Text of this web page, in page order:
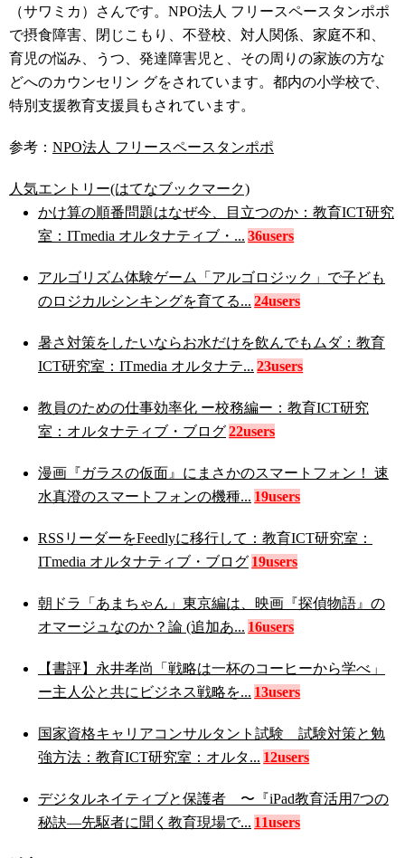
（サワミカ）さんです。NPO法人 フリースペースタンポポ
で摂食障害、閉じこもり、不登校、対人関係、家庭不和、
育児の悩み、うつ、発達障害児と、その周りの家族の方な
どへのカウンセリン グをされています。都内の小学校で、
特別支援教育支援員もされています。
参考： NPO法人 フリースペースタンポポ
人気エントリー(はてなブックマーク)
かけ算の順番問題はなぜ今、目立つのか：教育ICT研究
室：ITmedia オルタナティブ・... 36users
アルゴリズム体験ゲーム「アルゴロジック」で子ども
のロジカルシンキングを育てる... 24users
暑さ対策をしたいならお水だけを飲んでもムダ：教育
ICT研究室：ITmedia オルタナテ... 23users
教員のための仕事効率化 ー校務編ー：教育ICT研究
室：オルタナティブ・ブログ22users
漫画『ガラスの仮面』にまさかのスマートフォン！ 速
水真澄のスマートフォンの機種... 19users
RSSリーダーをFeedlyに移行して：教育ICT研究室：
ITmedia オルタナティブ・ブログ 19users
朝ドラ「あまちゃん」東京編は、映画『探偵物語』の
オマージュなのか？論 (追加あ... 16users
【書評】永井孝尚「戦略は一杯のコーヒーから学べ」
ー主人公と共にビジネス戦略を... 13users
国家資格キャリアコンサルタント試験 試験対策と勉
強方法：教育ICT研究室：オルタ... 12users
デジタルネイティブと保護者 〜『iPad教育活用7つの
秘訣―先駆者に聞く教育現場で... 11users